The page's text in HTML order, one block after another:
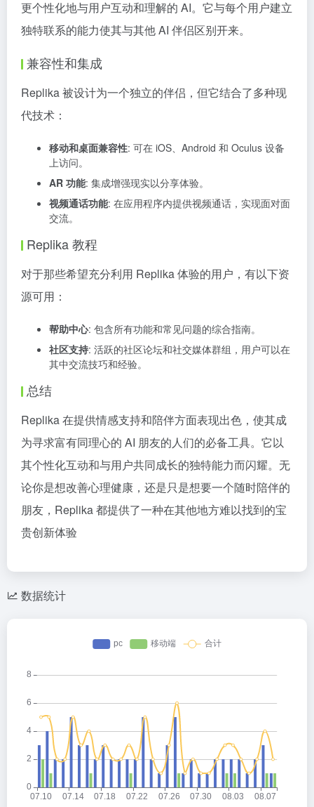
更个性化地与用户互动和理解的 AI。它与每个用户建立
独特联系的能力使其与其他 AI 伴侣区别开来。
兼容性和集成
Replika 被设计为一个独立的伴侣，但它结合了多种现
代技术：
移动和桌面兼容性: 可在 iOS、Android 和 Oculus 设备
上访问。
AR 功能: 集成增强现实以分享体验。
视频通话功能: 在应用程序内提供视频通话，实现面对面
交流。
Replika 教程
对于那些希望充分利用 Replika 体验的用户，有以下资
源可用：
帮助中心: 包含所有功能和常见问题的综合指南。
社区支持: 活跃的社区论坛和社交媒体群组，用户可以在
其中交流技巧和经验。
总结
Replika 在提供情感支持和陪伴方面表现出色，使其成
为寻求富有同理心的 AI 朋友的人们的必备工具。它以
其个性化互动和与用户共同成长的独特能力而闪耀。无
论你是想改善心理健康，还是只是想要一个随时陪伴的
朋友，Replika 都提供了一种在其他地方难以找到的宝
贵创新体验
数据统计